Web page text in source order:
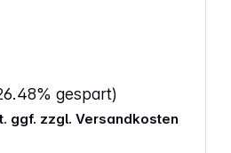
gespart)
ggf. zzgl. Versandkosten